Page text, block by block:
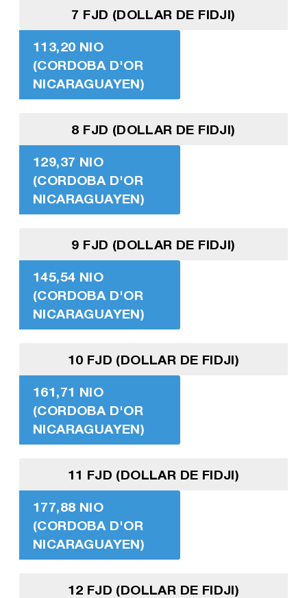
7 FJD (DOLLAR DE FIDJI)
113,20 NIO
(CORDOBA D'OR
NICARAGUAYEN)
8 FJD (DOLLAR DE FIDJI)
129,37 NIO
(CORDOBA D'OR
NICARAGUAYEN)
9 FJD (DOLLAR DE FIDJI)
145,54 NIO
(CORDOBA D'OR
NICARAGUAYEN)
10 FJD (DOLLAR DE FIDJI)
161,71 NIO
(CORDOBA D'OR
NICARAGUAYEN)
11 FJD (DOLLAR DE FIDJI)
177,88 NIO
(CORDOBA D'OR
NICARAGUAYEN)
12 FJD (DOLLAR DE FIDJI)